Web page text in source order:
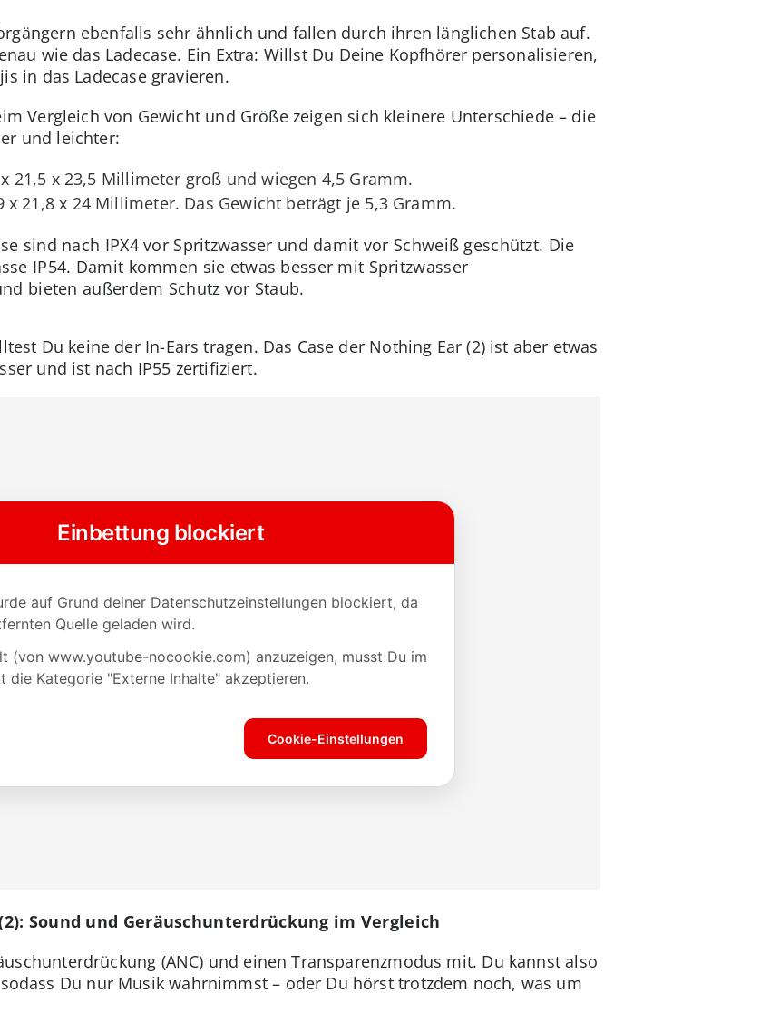
ebenfalls sehr ähnlich und fallen durch ihren länglichen Stab auf.
wie das Ladecase. Ein Extra: Willst Du Deine Kopfhörer personalisieren,
in das Ladecase gravieren.
Vergleich von Gewicht und Größe zeigen sich kleinere Unterschiede – die
und leichter:
21,5 x 23,5 Millimeter groß und wiegen 4,5 Gramm.
x 21,8 x 24 Millimeter. Das Gewicht beträgt je 5,3 Gramm.
sind nach IPX4 vor Spritzwasser und damit vor Schweiß geschützt. Die
IP54. Damit kommen sie etwas besser mit Spritzwasser
bieten außerdem Schutz vor Staub.
Du keine der In-Ears tragen. Das Case der Nothing Ear (2) ist aber etwas
und ist nach IP55 zertifiziert.
Sound und Geräuschunterdrückung im Vergleich
(ANC) und einen Transparenzmodus mit. Du kannst also
Du nur Musik wahrnimmst – oder Du hörst trotzdem noch, was um